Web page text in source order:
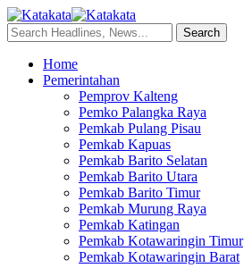
Home
Pemerintahan
Pemprov Kalteng
Pemko Palangka Raya
Pemkab Pulang Pisau
Pemkab Kapuas
Pemkab Barito Selatan
Pemkab Barito Utara
Pemkab Barito Timur
Pemkab Murung Raya
Pemkab Katingan
Pemkab Kotawaringin Timur
Pemkab Kotawaringin Barat